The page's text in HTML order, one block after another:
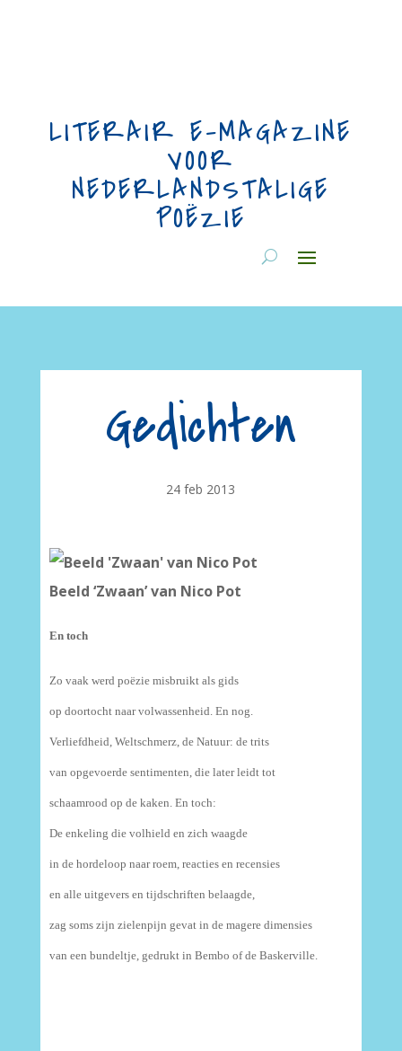
LITERAIR E-MAGAZINE
VOOR
NEDERLANDSTALIGE
POËZIE
Gedichten
24 feb 2013
Beeld ‘Zwaan’ van Nico Pot
En toch
Zo vaak werd poëzie misbruikt als gids
op doortocht naar volwassenheid. En nog.
Verliefdheid, Weltschmerz, de Natuur: de trits
van opgevoerde sentimenten, die later leidt tot
schaamrood op de kaken. En toch:
De enkeling die volhield en zich waagde
in de hordeloop naar roem, reacties en recensies
en alle uitgevers en tijdschriften belaagde,
zag soms zijn zielenpijn gevat in de magere dimensies
van een bundeltje, gedrukt in Bembo of de Baskerville.